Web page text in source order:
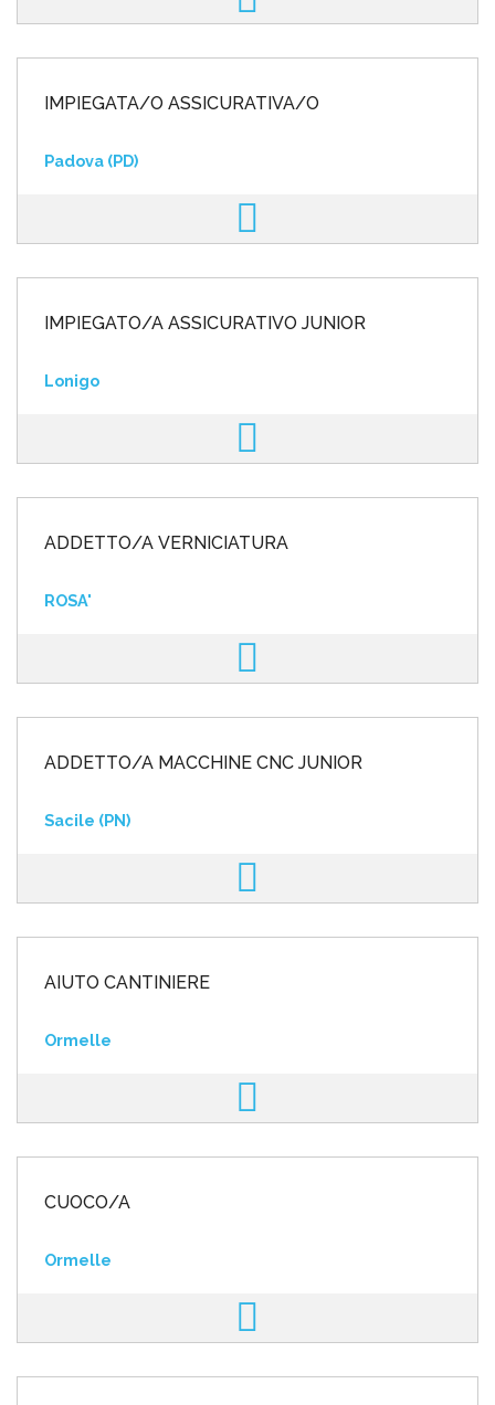
IMPIEGATA/O ASSICURATIVA/O
Padova (PD)
IMPIEGATO/A ASSICURATIVO JUNIOR
Lonigo
ADDETTO/A VERNICIATURA
ROSA'
ADDETTO/A MACCHINE CNC JUNIOR
Sacile (PN)
AIUTO CANTINIERE
Ormelle
CUOCO/A
Ormelle